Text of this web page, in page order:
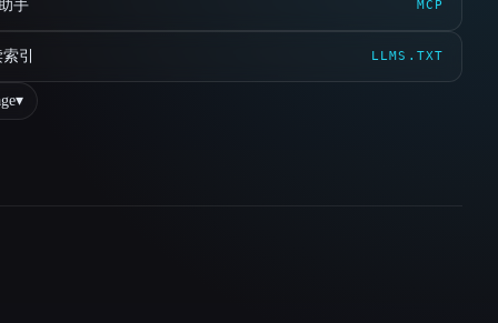
手 MCP
引 LLMS.TXT
▾